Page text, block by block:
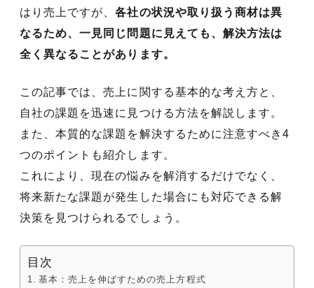
はり売上ですが、各社の状況や取り扱う商材は異
なるため、一見同じ問題に見えても、解決方法は
全く異なることがあります。
この記事では、売上に関する基本的な考え方と、
自社の課題を迅速に見つける方法を解説します。
また、本質的な課題を解決するために注意すべき4
つのポイントも紹介します。
これにより、現在の悩みを解消するだけでなく、
将来新たな課題が発生した場合にも対応できる解
決策を見つけられるでしょう。
目次
基本：売上を伸ばすための売上方程式